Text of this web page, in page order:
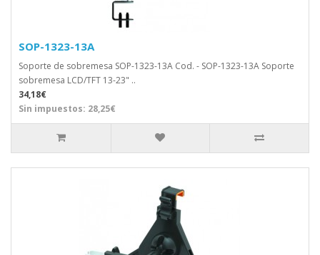
SOP-1323-13A
Soporte de sobremesa SOP-1323-13A Cod. - SOP-1323-13A Soporte
sobremesa LCD/TFT 13-23" ..
34,18€
Sin impuestos: 28,25€